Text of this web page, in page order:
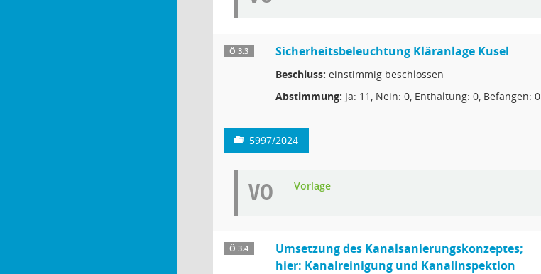
Ö 3.3 Sicherheitsbeleuchtung Kläranlage Kusel
Beschluss: einstimmig beschlossen
Abstimmung: Ja: 11, Nein: 0, Enthaltung: 0, Befangen: 0
5997/2024
VO Vorlage
Ö 3.4
Umsetzung des Kanalsanierungskonzeptes;
hier: Kanalreinigung und Kanalinspektion